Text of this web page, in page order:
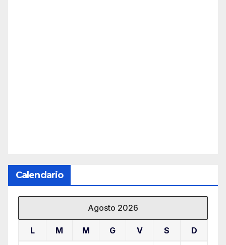
Calendario
Agosto 2026
L M M G V S D